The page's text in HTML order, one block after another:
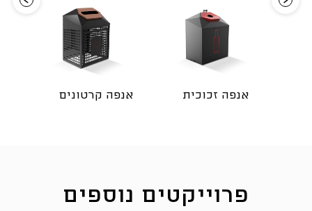
אנפה זכוכית אנפה קרטונים
פרוייקטים נוספים